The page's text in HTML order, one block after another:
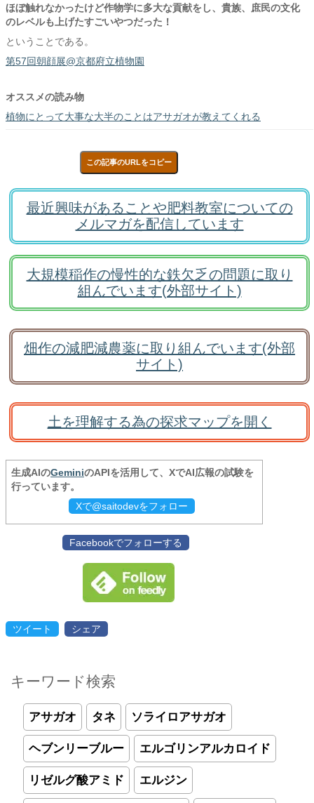
ほぼ触れなかったけど作物学に多大な貢献をし、 貴族、庶民の文化
のレベルも上げたすごいやつだった！
ということである。
第57回朝顔展@京都府立植物園
オススメの読み物
植物にとって大事な大半のことはアサガオが教えてくれる
この記事のURLをコピー
最近興味があることや肥料教室についての
メルマガを配信しています
大規模稲作の慢性的な鉄欠乏の問題に取り
組んでいます(外部サイト)
畑作の減肥減農薬に取り組んでいます(外部
サイト)
土を理解する為の探求マップを開く
生成AIのGeminiのAPIを活用して、XでAI広報の試験を
行っています。
Xで@saitodevをフォロー
Facebookでフォローする
ツイート シェア
キーワード検索
アサガオ タネ ソライロアサガオ
ヘブンリーブルー エルゴリンアルカロイド
リゼルグ酸アミド エルジン